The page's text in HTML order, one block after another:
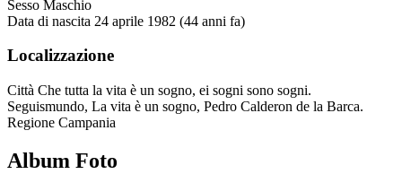
Sesso Maschio
Data di nascita 24 aprile 1982 (44 anni fa)
Localizzazione
Città Che tutta la vita è un sogno, ei sogni sono sogni.
Seguismundo, La vita è un sogno, Pedro Calderon de la Barca.
Regione Campania
Album Foto